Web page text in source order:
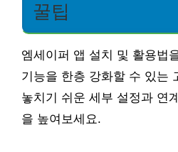
꿀팁
엠세이퍼 앱 설치 및 활용법
기능을 한층 강화할 수 있는
놓치기 쉬운 세부 설정과 연
을 높여보세요.